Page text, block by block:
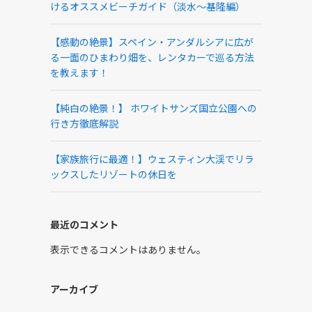
けるオススメビーチガイド（淡水～基隆編）
【感動の絶景】スペイン・アンダルシアに広が
る一面のひまわり畑を、レンタカーで巡る方法
を教えます！
【純白の絶景！】 ホワイトサンズ国立公園への
行き方徹底解説
【家族旅行に最適！】ウェスティン大渓でリラ
ックスしたリゾートの休日を
最近のコメント
表示できるコメントはありません。
アーカイブ